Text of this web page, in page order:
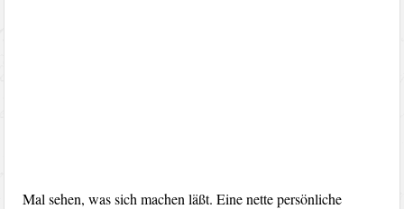
Mal sehen, was sich machen läßt. Eine nette persönliche